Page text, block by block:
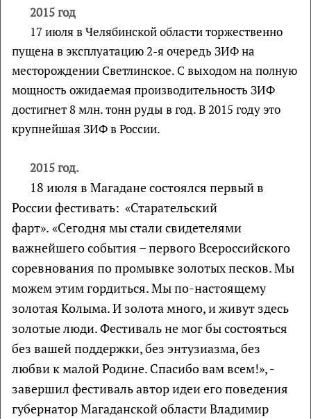
2015 год
17 июля в Челябинской области торжественно
пущена в эксплуатацию 2-я очередь ЗИФ на
месторождении Светлинское. С выходом на полную
мощность ожидаемая производительность ЗИФ
достигнет 8 млн. тонн руды в год. В 2015 году это
крупнейшая ЗИФ в России.
2015 год.
18 июля в Магадане состоялся первый в
России фестивать: «Старательский
фарт». «Сегодня мы стали свидетелями
важнейшего события – первого Всероссийского
соревнования по промывке золотых песков. Мы
можем этим гордиться. Мы по-настоящему
золотая Колыма. И золота много, и живут здесь
золотые люди. Фестиваль не мог бы состояться
без вашей поддержки, без энтузиазма, без
любви к малой Родине. Спасибо вам всем!», -
завершил фестиваль автор идеи его поведения
губернатор Магаданской области Владимир